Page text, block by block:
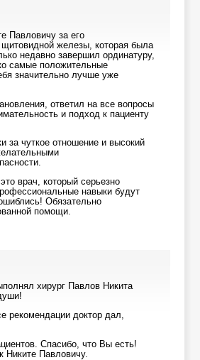
Павловичу за его
железы, которая была
недавно завершил ординатуру,
самые положительные
значительно лучше уже
ответил на все вопросы
и подход к пациенту
за чуткое отношение и высокий
врач, который серьезно
навыки будут
Обязательно
помощи.
хирург Павлов Никита
рекомендации доктор дал,
Спасибо, что Вы есть!
Никите Павловичу.